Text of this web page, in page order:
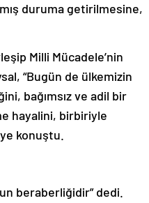
duruma getirilmesine,
Milli Mücadele’nin
“Bugün de ülkemizin
bağımsız ve adil bir
hayalini, birbiriyle
konuştu.
beraberliğidir” dedi.